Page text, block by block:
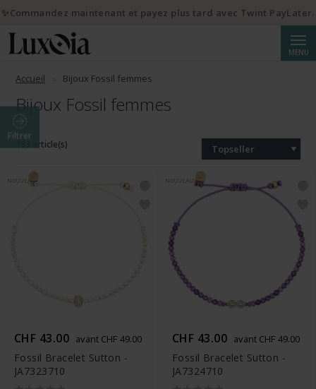
MENU
Accueil Bijoux Fossil femmes
Bijoux Fossil femmes
Filtrer
193 article(s) Topseller
NOUVEAU
CHF 43.00 avant CHF 49.00
Fossil Bracelet Sutton -
JA7323710
CHF 43.00 avant CHF 49.00
Fossil Bracelet Sutton -
JA7324710
✨Commandez maintenant et payez plus tard avec Twint PayLater.